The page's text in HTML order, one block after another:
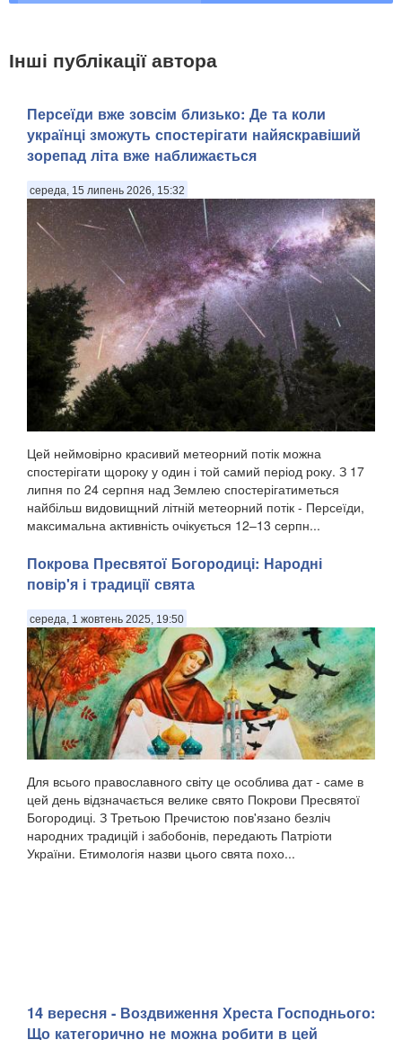
Інші публікації автора
Персеїди вже зовсім близько: Де та коли
українці зможуть спостерігати найяскравіший
зорепад літа вже наближається
середа, 15 липень 2026, 15:32
Цей неймовірно красивий метеорний потік можна
спостерігати щороку у один і той самий період року. З 17
липня по 24 серпня над Землею спостерігатиметься
найбільш видовищний літній метеорний потік - Персеїди,
максимальна активність очікується 12–13 серпн...
Покрова Пресвятої Богородиці: Народні
повір'я і традиції свята
середа, 1 жовтень 2025, 19:50
Для всього православного світу це особлива дат - саме в
цей день відзначається велике свято Покрови Пресвятої
Богородиці. З Третьою Пречистою пов'язано безліч
народних традицій і забобонів, передають Патріоти
України. Етимологія назви цього свята похо...
14 вересня - Воздвиження Хреста Господнього:
Що категорично не можна робити в цей